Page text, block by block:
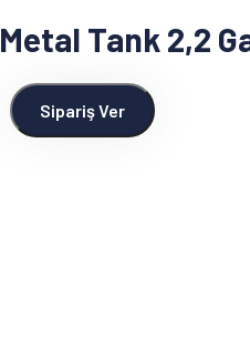
Metal Tank 2,2
Sipariş Ver